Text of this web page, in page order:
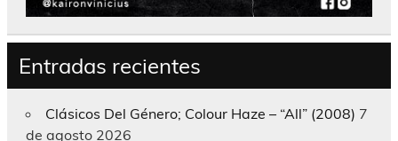
Entradas recientes
Clásicos Del Género; Colour Haze – “All” (2008) 7
de agosto 2026